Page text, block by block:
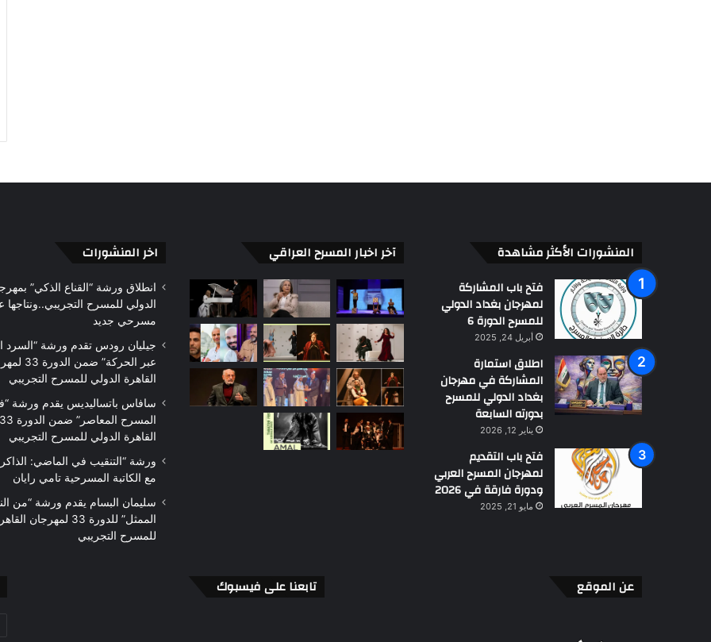
المنشورات الأكثر مشاهدة
فتح باب المشاركة
لمهرجان بغداد الدولي
للمسرح الدورة 6
أبريل 24, 2025
اطلاق استمارة
المشاركة في مهرجان
بغداد الدولي للمسرح
بدورته السابعة
يناير 12, 2026
فتح باب التقديم
لمهرجان المسرح العربي
ودورة فارقة في 2026
مايو 21, 2025
آخر اخبار المسرح العراقي اخر المنشورات
انطلاق ورشة “القناع الذكي”
الدولي للمسرح
مسرحي جديد
جيليان رودس تقدم ورشة
عبر الحركة” ضمن
القاهرة الدولي للمسرح التجريبي
سافاس باتساليديس يقدم ورشة
القاهرة الدولي للمسرح التجريبي
ورشة “التنقيب في الماضي:
مع الكاتبة المسرحية تامي رايان
سليمان البسام يقدم ورشة “من
الممثل” للدورة 33
للمسرح التجريبي
مسرح
المرأة
في
مصر
تحت
المجهر:
قضايا
إنسانية
وتحديات
تتجاوز
التصنيفات
منذ أسبوع واحد
مسرح المرأة في مصر تحت
المجهر: قضايا إنسانية وتحديات
تتجاوز التصنيفات الجاهزة
المخرج
الإماراتي
عبدالرحمن
الملا:
السينوغرافيا
لغة
العرض
المسرحي
منذ يومين
المخرج الإماراتي
الملا: السينوغرافيا
المسرحي
عن الموقع تابعنا على فيسبوك